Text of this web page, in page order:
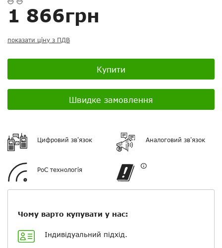
1 866грн
показати ціну з ПДВ
Купити
Швидке замовлення
Цифровий зв'язок Аналоговий зв'язок
PoC технологія
Чому варто купувати у нас:
Індивідуальний підхід.
Посилання на відео з Youtube:
+ Вибрати файли
Ваше ім'я
Повідомляти про відповіді по